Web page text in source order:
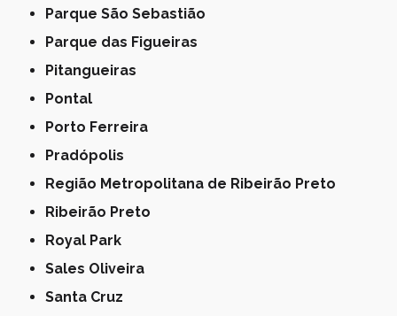
Parque São Sebastião
Parque das Figueiras
Pitangueiras
Pontal
Porto Ferreira
Pradópolis
Região Metropolitana de Ribeirão Preto
Ribeirão Preto
Royal Park
Sales Oliveira
Santa Cruz